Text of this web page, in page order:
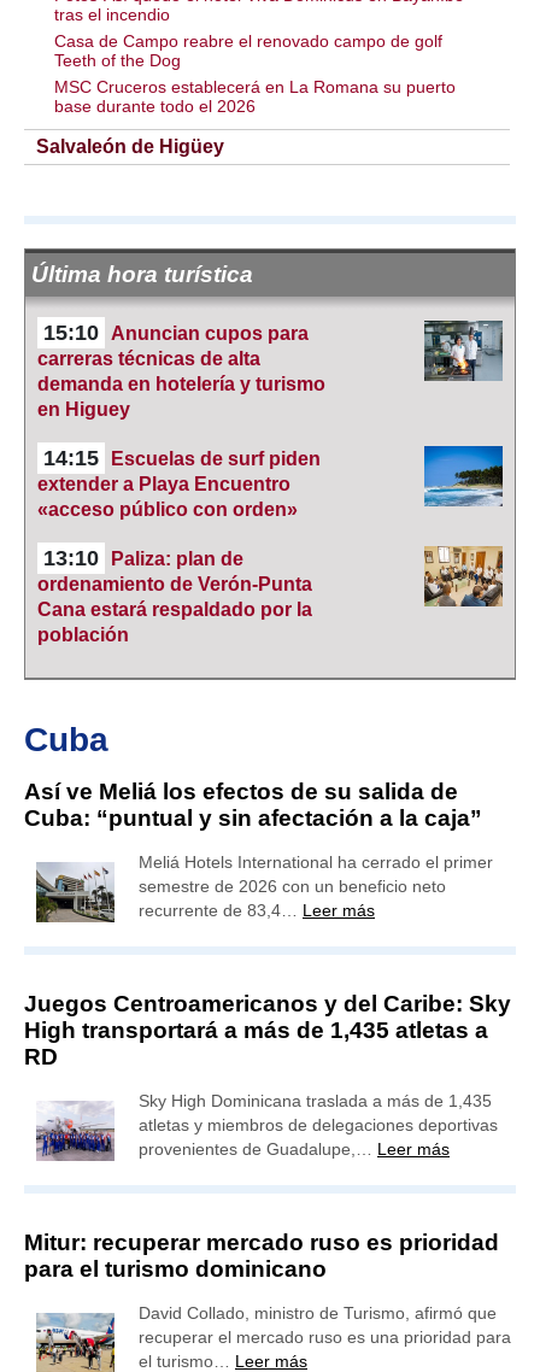
tras el incendio
Casa de Campo reabre el renovado campo de golf
Teeth of the Dog
MSC Cruceros establecerá en La Romana su puerto
base durante todo el 2026
Salvaleón de Higüey
Última hora turística
15:10
Anuncian cupos para
carreras técnicas de alta
demanda en hotelería y turismo
en Higuey
14:15
Escuelas de surf piden
extender a Playa Encuentro
«acceso público con orden»
13:10
Paliza: plan de
ordenamiento de Verón-Punta
Cana estará respaldado por la
población
Cuba
Así ve Meliá los efectos de su salida de
Cuba: “puntual y sin afectación a la caja”
Meliá Hotels International ha cerrado el primer
semestre de 2026 con un beneficio neto
recurrente de 83,4… Leer más
Juegos Centroamericanos y del Caribe: Sky
High transportará a más de 1,435 atletas a
RD
Sky High Dominicana traslada a más de 1,435
atletas y miembros de delegaciones deportivas
provenientes de Guadalupe,… Leer más
Mitur: recuperar mercado ruso es prioridad
para el turismo dominicano
David Collado, ministro de Turismo, afirmó que
recuperar el mercado ruso es una prioridad para
el turismo… Leer más